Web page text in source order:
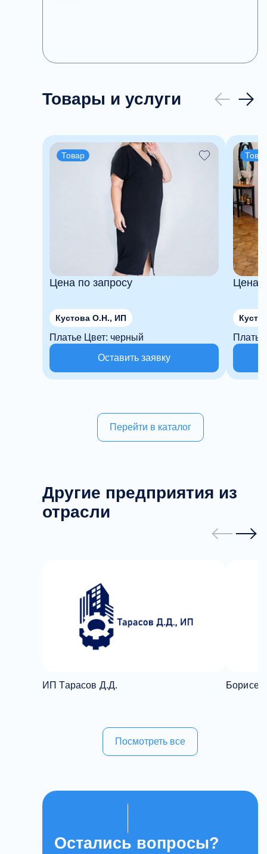
Товары и услуги
Товар
Цена по запросу
Кустова О.Н., ИП
Платье Цвет: черный
Оставить заявку
Цена
Перейти в каталог
Другие предприятия из
отрасли
ИП Тарасов Д.Д.
Посмотреть все
Остались вопросы?